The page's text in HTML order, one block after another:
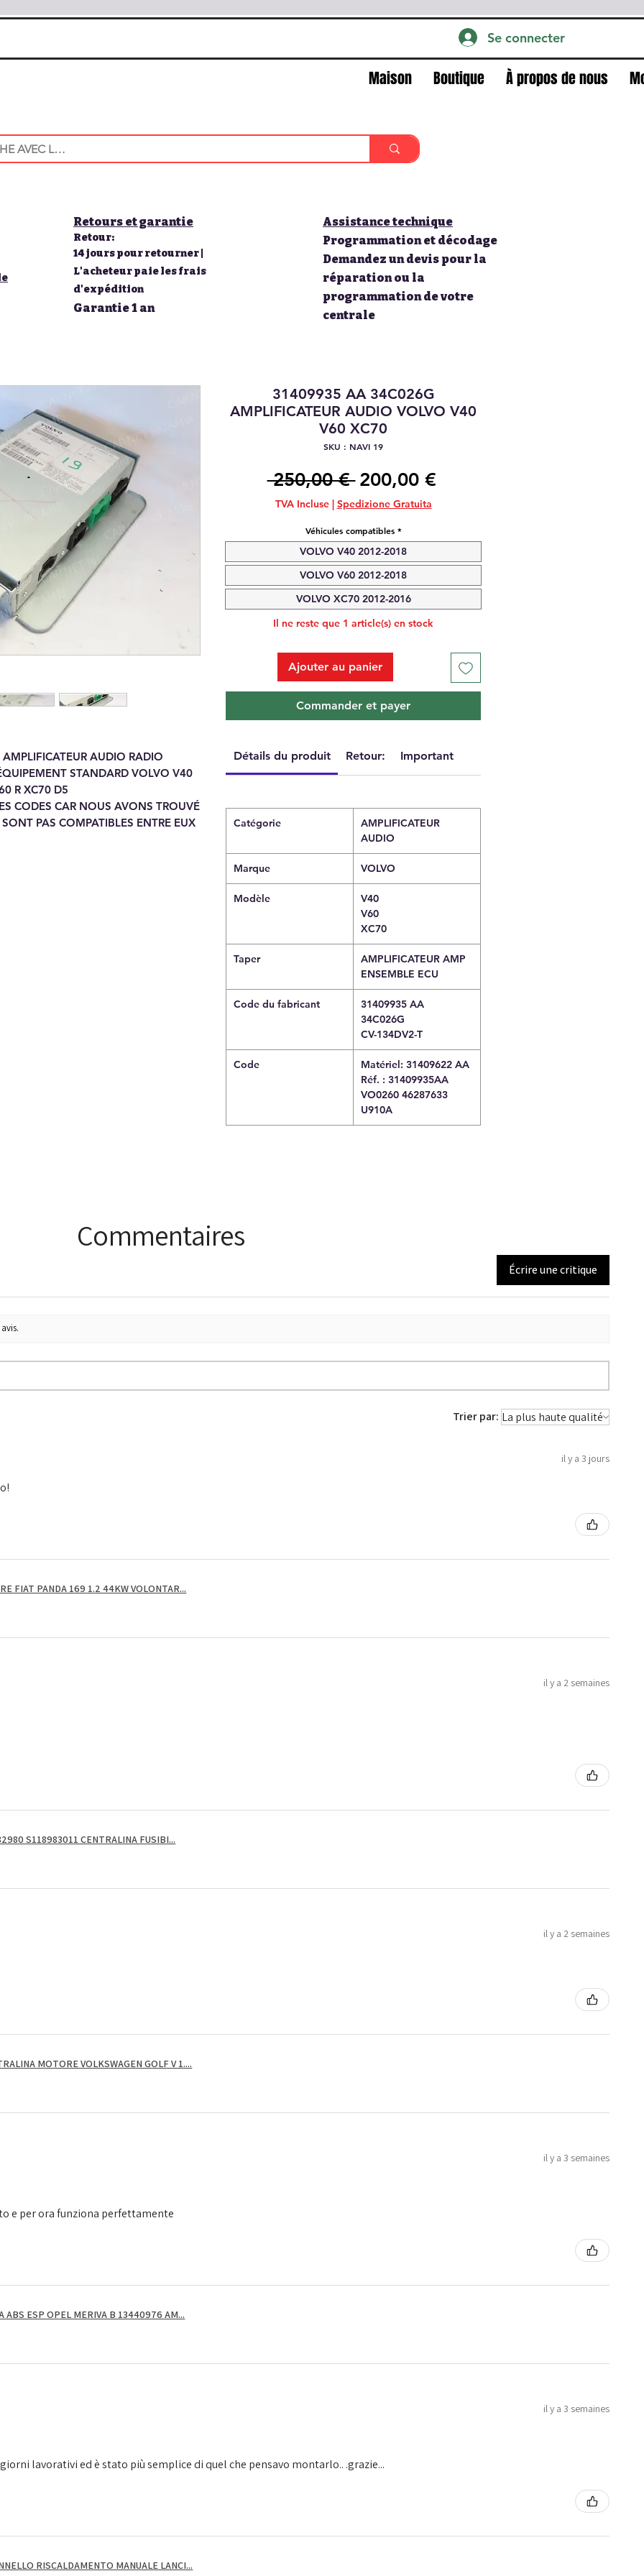
Se connecter
Maison Boutique À propos de nous
Retours et garantie
Retour:
14 jours pour retourner |
L'acheteur paie les frais
d'expédition
Garantie 1 an
Assistance technique
Programmation et décodage
Demandez un devis pour la
réparation ou la
programmation de votre
centrale
AUDIO RADIO
STANDARD VOLVO V40
R XC70 D5
CODES CAR NOUS AVONS TROUVÉ
PAS COMPATIBLES ENTRE EUX
31409935 AA 34C026G
AMPLIFICATEUR AUDIO VOLVO V40
V60 XC70
SKU : NAVI 19
250,00 € Prix
original
200,00 €Prix
TVA Incluse| Spedizione Gratuita
Véhicules compatibles *
VOLVO V40 2012-2018
VOLVO V60 2012-2018
VOLVO XC70 2012-2016
Il ne reste que 1 article(s) en stock
Ajouter au panier
Commander et payer
Détails du produit Retour: Important
Catégorie
AMPLIFICATEUR
AUDIO
Marque VOLVO
Modèle
V40
V60
XC70
Taper
AMPLIFICATEUR AMP
ENSEMBLE ECU
Code du fabricant
31409935 AA
34C026G
CV-134DV2-T
Code
Matériel: 31409622 AA
Réf. : 31409935AA
VO0260 46287633
U910A
Commentaires
Écrire une critique
Trier par:
il y a 3 jours
FIAT PANDA 169 1.2 44KW VOLONTAR...
il y a 2 semaines
S118983011 CENTRALINA FUSIBI...
il y a 2 semaines
MOTORE VOLKSWAGEN GOLF V 1....
il y a 3 semaines
e per ora funziona perfettamente
ABS ESP OPEL MERIVA B 13440976 AM...
il y a 3 semaines
lavorativi ed è stato più semplice di quel che pensavo montarlo.. .grazie...
RISCALDAMENTO MANUALE LANCI...